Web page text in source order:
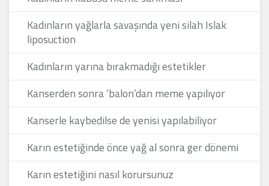
Kadınların yağlarla savaşında yeni silah Islak
liposuction
Kadınların yarına bırakmadığı estetikler
Kanserden sonra ’balon’dan meme yapılıyor
Kanserle kaybedilse de yenisi yapılabiliyor
Karın estetiğinde önce yağ al sonra ger dönemi
Karın estetiğini nasıl korursunuz